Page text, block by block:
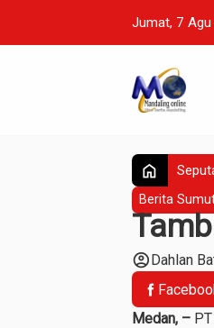
Jumat, 7
home
Berita
account_circleDahlan
Medan, –